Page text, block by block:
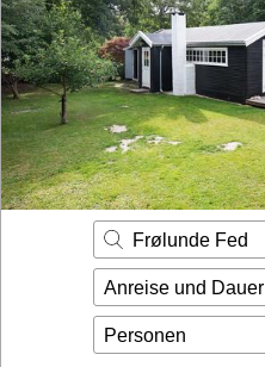
Angebote
Inspiration
Kontakt
Gut zu wissen
Login
Frølunde Fed
Anreise und Dauer
Personen